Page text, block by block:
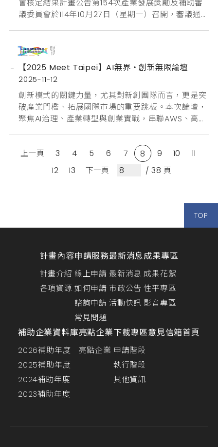
會核定結果計畫公告第154次產業發展獎勵及補助審
議委員會於114年10月27日（星期一）召開，審議通過
整，如下所示：創業計畫補助故事潮股份有限公司諾
歐科技股份有限公司晨躍國際股份有限公司研發計畫
補助英屬開曼群島商福碳股份有限公司台灣分公司超
創力股...
【2025 Meet Taipei】AI無界・創新無限論壇
2025-11-12
創新模式的關鍵力量，尤其對新創團隊而言，更是突
破產業門檻、拓展國際市場的重要跳板。本次論壇，
聚焦AI治理、產業轉型與創業實戰，串聯AWS、高通
者掌握最新趨勢並思考如何在AI風潮中，將創新構想
轉化為具體行動，推動企業升級與產業轉型。 📌亮點
搶先看，創業者必知！產業巨頭的第一手觀點，帶你
看見AI的真實影響力 ☁️ AWS 台灣暨香港企業銷售暨
上一頁 3 4 5 6 7 8 9 10
11
12
13 下一頁 / 38 頁
TOP
計畫內容
計畫介紹
各項資源
申請服務
線上申請
如何申請
諮詢申請
常見問題
最新消息
最新消息
市政公告
活動快訊
成果專區
成果花絮
性平專區
影音專區
補助企業資料庫
2026補助年度
2025補助年度
2024補助年度
2023補助年度
亮點企業
亮點企業
下載專區
申請階段
執行階段
其他資訊
意見信箱首頁